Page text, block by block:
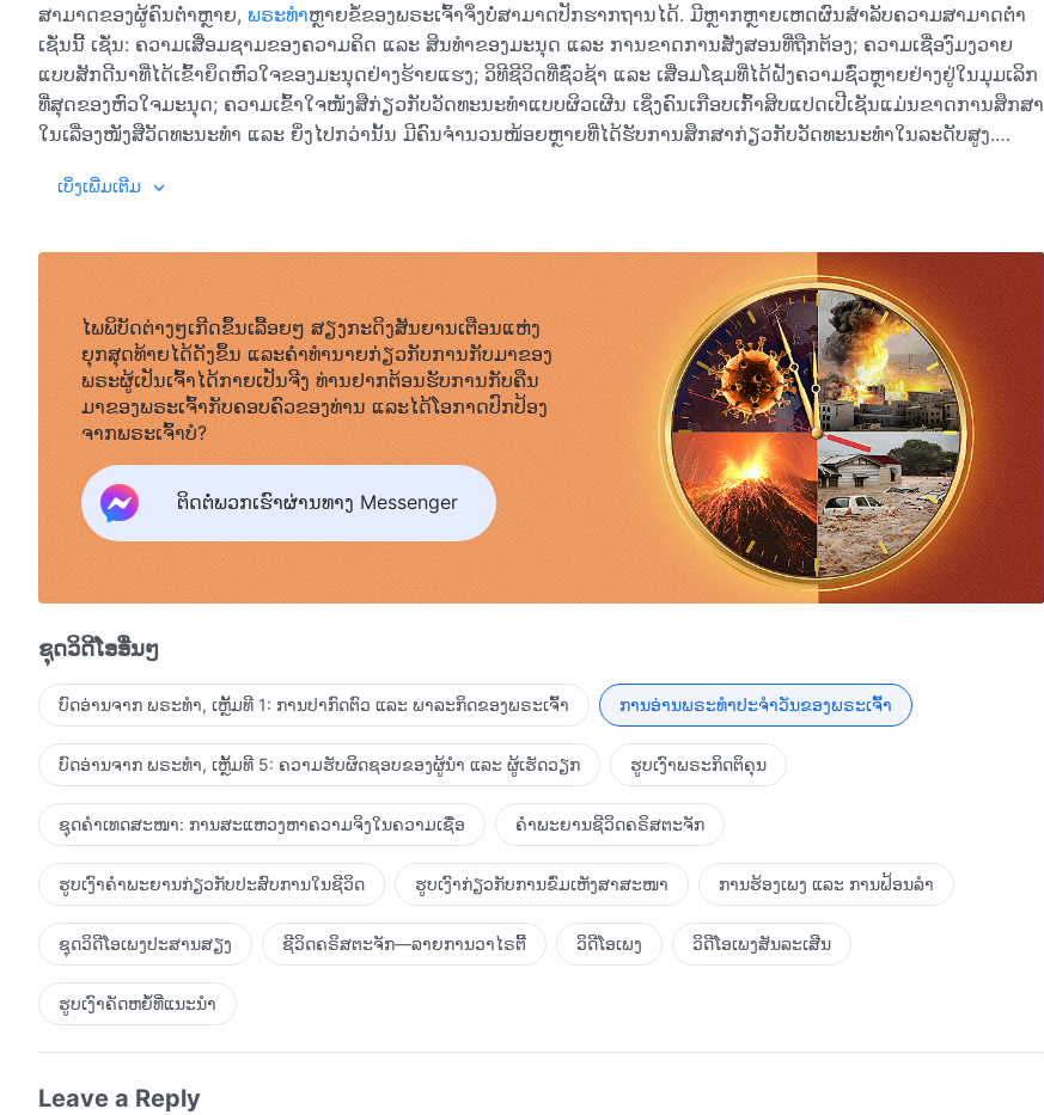
ສາມາດຂອງຜູ້ຄົນຕໍ່າຫຼາຍ, ພຣະທຳຫຼາຍຂໍ້ຂອງພຣະເຈົ້າຈຶ່ງບໍ່ສາມາດປັກຮາກຖານໄດ້. ມີຫຼາກຫຼາຍເຫດຜົນສຳລັບຄວາມສາມາດຕໍ່າ
ເຊັ່ນນີ້ ເຊັ່ນ: ຄວາມເສື່ອມຊາມຂອງຄວາມຄິດ ແລະ ສິນທຳຂອງມະນຸດ ແລະ ການຂາດການສັ່ງສອນທີ່ຖືກຕ້ອງ; ຄວາມເຊື່ອງົມງວາຍ
ແບບສັກດີນາທີ່ໄດ້ເຂົ້າຍຶດຫົວໃຈຂອງມະນຸດຢ່າງຮ້າຍແຮງ; ວິທີຊີວິດທີ່ຊົ່ວຊ້າ ແລະ ເສື່ອມໂຊມທີ່ໄດ້ຝັງຄວາມຊົ່ວຫຼາຍຢ່າງຢູ່ໃນມຸມເລິກ
ທີ່ສຸດຂອງຫົວໃຈມະນຸດ; ຄວາມເຂົ້າໃຈໜັງສືກ່ຽວກັບວັດທະນະທຳແບບຜິວເຜີນ ເຊິ່ງຄົນເກືອບເກົ້າສິບແປດເປີເຊັນແມ່ນຂາດການສຶກສາ
ໃນເລື່ອງໜັງສືວັດທະນະທຳ ແລະ ຍິ່ງໄປກວ່ານັ້ນ ມີຄົນຈຳນວນໜ້ອຍຫຼາຍທີ່ໄດ້ຮັບການສຶກສາກ່ຽວກັບວັດທະນະທຳໃນລະດັບສູງ.
ແລະ ບໍ່ຊັດເຈນກ່ຽວກັບພຣະເຈົ້າ ເຊິ່ງໄດ້ຮັບມາຈາກຄວາມເຊື່ອງົມງວາຍແບບສັກດີນາ. ອິດທິພົນທີ່ເປັນອັນຕະລາຍຫຼາຍພັນປີຂອງ
ບໍ່ມີອິດສະຫຼະແມ່ນແຕ່ໜ້ອຍດຽວ, ບໍ່ມີຄວາມປະສົງທີ່ຈະສະແຫວງຫາ ຫຼື ຄວາມພາກພຽນ, ບໍ່ມີຄວາມປາຖະໜາທີ່ຈະກ້າວໜ້າ, ແຕ່
ກົງກັນຂ້າມ ຍັງເປັນຄົນຄິດລົບ ແລະ ຖອຍຫຼັງ, ຍຶດຕິດໃນຄວາມຄິດທາງດ້ານຂ້າທາດ ແລະ ອື່ນໆອີກ, ປັດໄຈແທ້ຈິງເຫຼົ່ານີ້ໄດ້ຖ່າຍທອດ
ແບບພິມຂອງຄວາມສົກກະປົກ ແລະ ຂີ້ຮ້າຍທີ່ລຶບບໍ່ອອກ ໃຫ້ກັບທັດສະນະຕາມອຸດົມຄະຕິ, ອຸດົມການ, ສິນທຳ ແລະ ອຸປະນິໄສຂອງ
ມະນຸດ. ມັນເບິ່ງຄືກັບວ່າ ມະນຸດກຳລັງດຳລົງຊີວິດຢູ່ໃນໂລກຂອງຜູ້ກໍ່ການຮ້າຍທີ່ມືດມົວ ເຊິ່ງບໍ່ມີຜູ້ໃດທ່າມກາງພວກເຂົາສະແຫວງຫາຢູ່
ເໜືອມັນ ແລະ ບໍ່ມີຜູ້ໃດທ່າມກາງພວກເຂົາຄິດຍ້າຍໄປຢູ່ໂລກອຸດົມຄະຕິ; ກົງກັນຂ້າມ ພວກເຂົາພໍໃຈກັບໂຊກຊະຕາໃນຊີວິດຂອງພວກ
ເຂົາ, ໃຊ້ເວລາແຕ່ລະມື້ຂອງພວກເຂົາເພື່ອເກີດ ແລະ ລ້ຽງລູກຫຼານ, ດີ້ນຮົນ, ໃຊ້ເຫື່ອແຮງ, ໝົກມຸ້ນຢູ່ກັບວຽກເຮືອນຂອງພວກເຂົາ, ຝັນ
ຢາກມີຄອບຄົວທີ່ສະບາຍ ແລະ ມີຄວາມສຸກ, ຄວາມຮັກໃນຊີວິດຄູ່, ລູກຫຼານທີ່ກະຕັນຍູ, ຄວາມສຸກໃນບັ້ນປາຍຊີວິດທີ່ພວກເຂົາຈະໄດ້
ດຳລົງຊີວິດຂອງພວກເຂົາຢ່າງສະຫງົບສຸກ... ເປັນເວລາຫຼາຍສິບ, ຫຼາຍພັນ, ຫຼາຍໝື່ນປີຈົນເຖິງປັດຈຸບັນ, ຜູ້ຄົນໄດ້ເສຍເວລາຂອງພວກ
ເຂົາໃນລັກສະນະນີ້ ໂດຍບໍ່ມີໃຜສ້າງຊີວິດທີ່ສົມບູນ, ທຸກຄົນພຽງແຕ່ເຈດຕະນາເຂັນຂ້າກັນໃນໂລກທີ່ມືດມົວນີ້, ແຂ່ງຂັນເພື່ອຊື່ສຽງ ແລະ
ຊັບສິນ ແລະ ເຈດຕະນາວາງແຜນທໍາລາຍເຊິ່ງກັນແລະກັນ. ມີໃຜແດ່ທີ່ເຄີຍສະແຫວງຫາເຈດຕະນາຂອງພຣະເຈົ້າ? ມີໃຜແດ່ທີ່ເຄີຍໃສ່
ໃຈພາລະກິດຂອງພຣະເຈົ້າ? ທຸກພາກສ່ວນຂອງມະນຸດຊາດທີ່ຖືກຄອບງຳໂດຍອິດທິພົນແຫ່ງຄວາມມືດໄດ້ກາຍເປັນທຳມະຊາດຂອງ
ມະນຸດຕັ້ງແຕ່ໃດມາ ແລະ ດ້ວຍເຫດນັ້ນ ມັນຈຶ່ງຍາກທີ່ຈະປະຕິບັດພາລະກິດຂອງພຣະເຈົ້າ ແລະ ນອກນັ້ນ ຜູ້ຄົນກໍຍິ່ງບໍ່ມີຈິດໃຈທີ່ຈະ
ສົນໃຈຕໍ່ສິ່ງທີ່ພຣະເຈົ້າໄດ້ມອບໝາຍໃຫ້ກັບພວກເຂົາໃນປັດຈຸບັນ. ຢ່າງໃດກໍຕາມ, ເຮົາເຊື່ອວ່າຜູ້ຄົນຈະບໍ່ຂັດຂ້ອງທີ່ເຮົາກ່າວພຣະທຳເຫຼົ່າ
ນີ້ ເພາະວ່າສິ່ງທີ່ເຮົາກຳລັງເວົ້າແມ່ນກ່ຽວກັບປະຫວັດສາດພັນປີ. ການກ່າວເຖິງປະຫວັດສາດໝາຍເຖິງຄວາມຈິງ ແລະ ຍິ່ງໄປກວ່ານັ້ນກໍ
ເປັນເລື່ອງອັບອາຍຂາຍໜ້າທີ່ທຸກຄົນສາມາດເຫັນໄດ້ຢ່າງຊັດເຈນ, ແລ້ວແມ່ນຫຍັງຄືຜົນຂອງການເວົ້າໃນສິ່ງທີ່ກົງກັນຂ້າມກັບຄວາມຈິງ?
ເຖິງຢ່າງໃດກໍຕາມ ເຮົາຍັງເຊື່ອວ່າຜູ້ຄົນທີ່ມີເຫດຜົນ ເມື່ອໄດ້ເຫັນພຣະທຳເຫຼົ່ານີ້ແລ້ວ ຈະຕື່ນຂຶ້ນ ແລະ ພະຍາຍາມກ້າວໄປຂ້າງໜ້າ.
ພຣະເຈົ້າຫວັງວ່າ ມະນຸດຈະສາມາດດຳລົງຊີວິດ ແລະ ປະຕິບັດພາລະກິດຢ່າງສະຫງົບ ແລະ ດ້ວຍຄວາມພໍໃຈ ໃນຂະນະດຽວກັນກໍ
ສາມາດຮັກພຣະເຈົ້າເຊັ່ນກັນ. ມັນຄືເຈດຕະນາຂອງພຣະເຈົ້າທີ່ຈະໃຫ້ມະນຸດຊາດທຸກຄົນເຂົ້າສູ່ການພັກຜ່ອນ; ຍິ່ງໄປກວ່ານີ້ ການເຮັດໃຫ້
ແຜ່ນດິນໂລກທັງໝົດເຕັມໄປດ້ວຍຄວາມສະຫງ່າລາສີຂອງພຣະເຈົ້າກໍຄືຄວາມປາຖະໜາທີ່ຍິ່ງໃຫຍ່ຂອງພຣະເຈົ້າ. ມັນເປັນເລື່ອງທີ່ອັບອາຍ
ຫຼາຍທີ່ມະນຸດຍັງຈົມຢູ່ກັບການຂາດສະຕິ ແລະ ບໍ່ຕື່ນຕົວ, ຖືກຊາຕານເຮັດໃຫ້ເສື່ອມຊາມຢ່າງຮຸນແຮງ ຈົນປັດຈຸບັນ ພວກເຂົາແມ່ນບໍ່ມີ
ລັກສະນະຂອງມະນຸດອີກແລ້ວ. ສະນັ້ນ ຄວາມຄິດຂອງມະນຸດ, ສິນທຳ ແລະ ການສຶກສາແມ່ນໂສ້ສຳຄັນອັນໜຶ່ງ ແລະ ການຝຶກຝົນຮຽນ
ຮູ້ກ່ຽວກັບໜັງສືວັດທະນະທຳແມ່ນອີກໂສ້ໜຶ່ງ ທີ່ດີກວ່າໃນການເພີ່ມຄວາມສາມາດກ່ຽວກັບວັດທະນະທຳຂອງມະນຸດ ແລະ ປ່ຽນແປງ
ທັດສະນະຝ່າຍວິນຍານຂອງພວກເຂົາ.
ເບິ່ງເພີ່ມເຕີມ
ໄພພິບັດຕ່າງໆເກີດຂຶ້ນເລື້ອຍໆ ສຽງກະດິງສັນຍານເຕືອນແຫ່ງ
ຍຸກສຸດທ້າຍໄດ້ດັງຂຶ້ນ ແລະຄໍາທໍານາຍກ່ຽວກັບການກັບມາຂອງ
ພຣະຜູ້ເປັນເຈົ້າໄດ້ກາຍເປັນຈີງ ທ່ານຢາກຕ້ອນຮັບການກັບຄືນ
ມາຂອງພຣະເຈົ້າກັບຄອບຄົວຂອງທ່ານ ແລະໄດ້ໂອກາດປົກປ້ອງ
ຈາກພຣະເຈົ້າບໍ?
ຕິດຕໍ່ພວກເຮົາຜ່ານທາງ Messenger
ຊຸດວິດີໂອອື່ນໆ
ບົດອ່ານຈາກ ພຣະທຳ, ເຫຼັ້ມທີ 1: ການປາກົດຕົວ ແລະ ພາລະກິດຂອງພຣະເຈົ້າ ການອ່ານພຣະທຳປະຈຳວັນຂອງພຣະເຈົ້າ
ບົດອ່ານຈາກ ພຣະທຳ, ເຫຼັ້ມທີ 5: ຄວາມຮັບຜິດຊອບຂອງຜູ້ນໍາ ແລະ ຜູ້ເຮັດວຽກ ຮູບເງົາພຣະກິດຕິຄຸນ
ຊຸດຄຳເທດສະໜາ: ການສະແຫວງຫາຄວາມຈິງໃນຄວາມເຊື່ອ ຄຳພະຍານຊີວິດຄຣິສຕະຈັກ
ຮູບເງົາຄຳພະຍານກ່ຽວກັບປະສົບການໃນຊີວິດ ຮູບເງົາກ່ຽວກັບການຂົ່ມເຫັງສາສະໜາ ການຮ້ອງເພງ ແລະ ການຟ້ອນລຳ
ຊຸດວິດີໂອເພງປະສານສຽງ ຊີວິດຄຣິສຕະຈັກ—ລາຍການວາໄຣຕີ້ ວິດີໂອເພງ ວິດີໂອເພງສັນລະເສີນ
ຮູບເງົາຄັດຫຍໍ້ທີ່ແນະນໍາ
Leave a Reply